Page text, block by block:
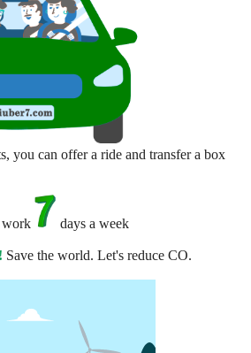
you can offer a ride and transfer a box
work days a week
Save the world. Let's reduce CO.